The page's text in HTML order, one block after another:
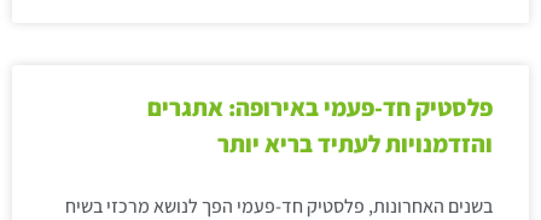
פלסטיק חד-פעמי באירופה: אתגרים
והזדמנויות לעתיד בריא יותר
בשנים האחרונות, פלסטיק חד-פעמי הפך לנושא מרכזי בשיח